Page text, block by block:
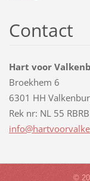
Contact
Hart voor
Broekhem 6
6301 HH
Rek nr: NL 55
info@hartvoorval
©